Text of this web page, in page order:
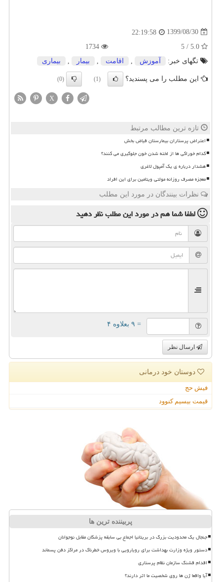
1399/08/30
22:19:58
تگهای خبر:
آموزش اقامت بیمار بیماری
این مطلب را می پسندید؟ (1)
(0)
X
تازه ترین مطالب مرتبط
اعتراض پرستاران بیمارستان فیاض بخش
کدام خوراکی ها از لخته شدن خون جلوگیری می کنند؟
هشدار درباره ی یک آمپول لاغری
معجزه مصرف روزانه مولتی ویتامین برای این افراد
نظرات بینندگان در مورد این مطلب
لطفا شما همدر مورد این مطلبنظر دهید
= ۹ بعلاوه ۴
ارسال نظر
دوستان خود درمانی
فیش حج
قیمت بیسیم کنوود
پربیننده ترین ها
جنجال یک محدودیت بزرگ در بریتانیا اجماع بی سابقه پزشکان مقابل نوجوانان
دستور ویژه وزارت بهداشت برای رویارویی با ویروس خطرناک در مراکز دفن پسماند
اقدام قشنگ سازمان نظام پرستاری
آیا واقعا ژن ها روی شخصیت ما اثر دارند؟